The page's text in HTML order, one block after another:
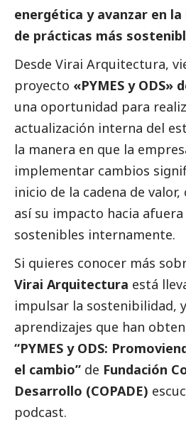
energética y avanzar en
de prácticas más
Desde Virai Arquitectura,
proyecto «PYMES y ODS»
una oportunidad para
actualización interna del
la manera en que la
implementar cambios
inicio de la cadena de
así su impacto hacia
sostenibles internamente.
Si quieres conocer más
Virai Arquitectura está
impulsar la sostenibilidad,
aprendizajes que han
“PYMES y ODS:
el cambio” de Fundación
Desarrollo (COPADE)
podcast.